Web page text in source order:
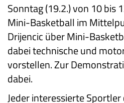
Sonntag (19.2.) von 10 bis
Mini-Basketball im
Drijencic über Mini-
dabei technische und
vorstellen. Zur
dabei.
Jeder interessierte